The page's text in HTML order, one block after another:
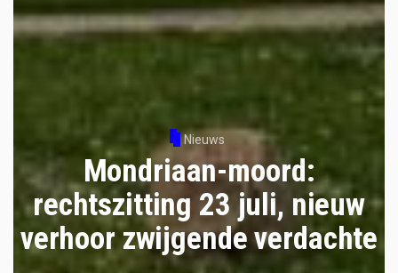
Nieuws
Mondriaan-moord:
rechtszitting 23 juli, nieuw
verhoor zwijgende verdachte